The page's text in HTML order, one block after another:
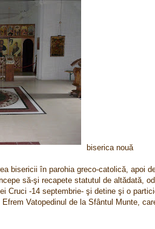
biserica nouă
bisericii în parohia greco-catolică, apoi
să-şi recapete statutul de altădată,
Cruci -14 septembrie- şi detine şi o
Vatopedinul de la Sfântul Munte,